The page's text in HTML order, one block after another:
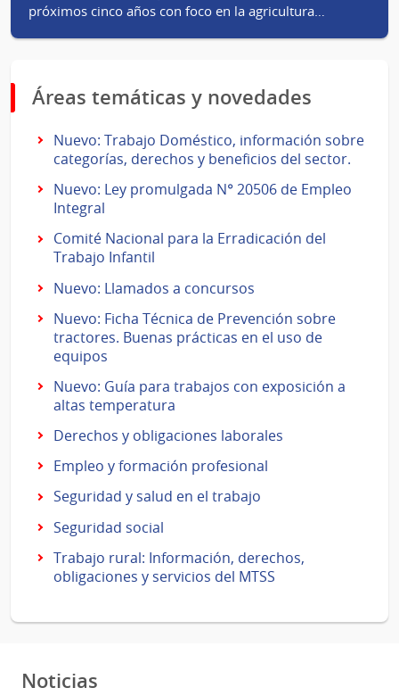
próximos cinco años con foco en la agricultura…
Áreas temáticas y novedades
Nuevo: Trabajo Doméstico, información sobre
categorías, derechos y beneficios del sector.
Nuevo: Ley promulgada N° 20506 de Empleo
Integral
Comité Nacional para la Erradicación del
Trabajo Infantil
Nuevo: Llamados a concursos
Nuevo: Ficha Técnica de Prevención sobre
tractores. Buenas prácticas en el uso de
equipos
Nuevo: Guía para trabajos con exposición a
altas temperatura
Derechos y obligaciones laborales
Empleo y formación profesional
Seguridad y salud en el trabajo
Seguridad social
Trabajo rural: Información, derechos,
obligaciones y servicios del MTSS
Noticias